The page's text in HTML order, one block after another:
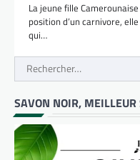
La jeune fille
position d’un carnivore,
qui…
Rechercher :
SAVON NOIR,